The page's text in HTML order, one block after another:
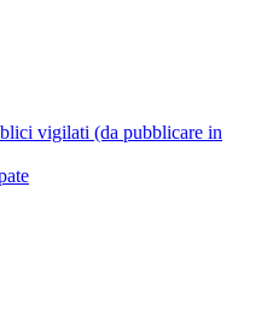
vigilati (da pubblicare in